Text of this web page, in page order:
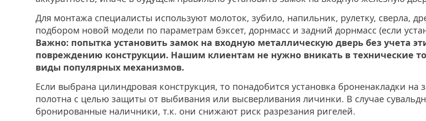
Для монтажа специалисты используют молоток, зубило, напильник, рулетку, сверла,
подбором новой модели по параметрам бэксет, дорнмасс и задний дорнмасс (если
Важно: попытка установить замок на входную металлическую дверь без учета
повреждению конструкции. Нашим клиентам не нужно вникать в технические
виды популярных механизмов.
Если выбрана цилиндровая конструкция, то понадобится установка броненакладки на
полотна с целью защиты от выбивания или высверливания личинки. В случае
бронированные наличники, т.к. они снижают риск разрезания ригелей.